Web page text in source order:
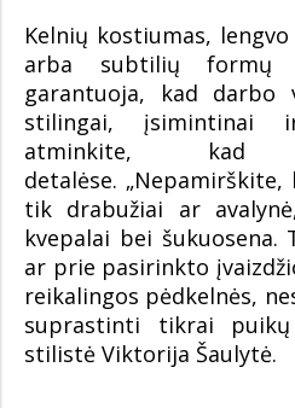
Kelnių kostiumas,
arba subtilių formų
garantuoja, kad darbo
stilingai, įsimintinai
atminkite, kad
detalėse.
tik drabužiai ar
kvepalai bei
ar prie pasirinkto
reikalingos pėdkelnės,
suprastinti tikrai
stilistė Viktorija Šaulytė.